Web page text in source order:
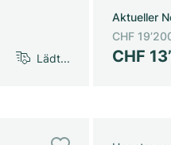
Lädt... CHF
Aktueller
CHF